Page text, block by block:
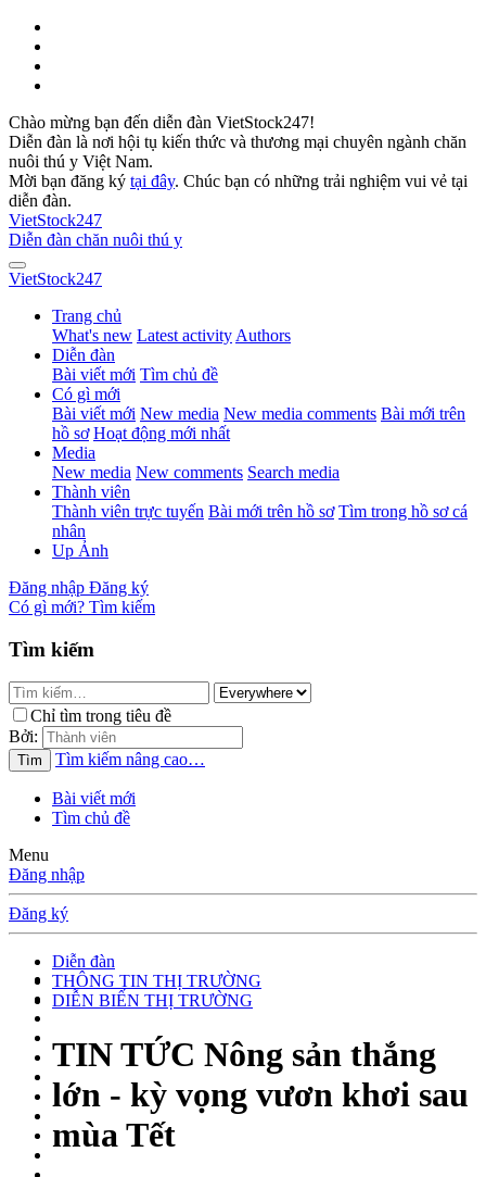
Chào mừng bạn đến diễn đàn VietStock247!
Diễn đàn là nơi hội tụ kiến thức và thương mại chuyên ngành chăn
nuôi thú y Việt Nam.
Mời bạn đăng ký tại đây. Chúc bạn có những trải nghiệm vui vẻ tại
diễn đàn.
VietStock247
Diễn đàn chăn nuôi thú y
VietStock247
Trang chủ
What's new Latest activity Authors
Diễn đàn
Bài viết mới Tìm chủ đề
Có gì mới
Bài viết mới New media New media comments Bài mới trên
hồ sơ Hoạt động mới nhất
Media
New media New comments Search media
Thành viên
Thành viên trực tuyến Bài mới trên hồ sơ Tìm trong hồ sơ cá
nhân
Up Ảnh
Đăng nhập Đăng ký
Có gì mới? Tìm kiếm
Tìm kiếm
Chỉ tìm trong tiêu đề
Bởi:
Tìm Tìm kiếm nâng cao…
Bài viết mới
Tìm chủ đề
Menu
Đăng nhập
Đăng ký
Diễn đàn
THÔNG TIN THỊ TRƯỜNG
DIỄN BIẾN THỊ TRƯỜNG
TIN TỨC Nông sản thắng
lớn - kỳ vọng vươn khơi sau
mùa Tết